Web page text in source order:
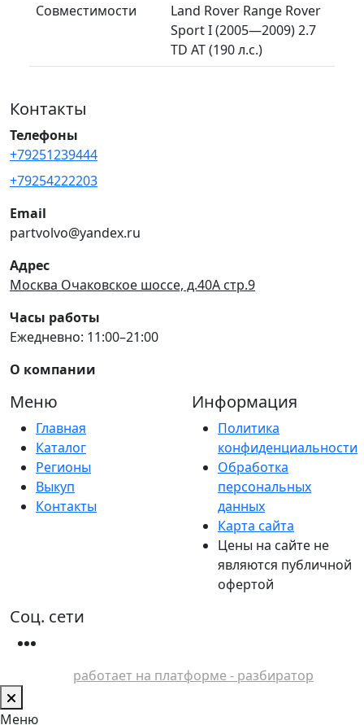
Совместимости
Land Rover Range Rover
Sport I (2005—2009) 2.7
TD AT (190 л.с.)
Контакты
Телефоны
+79251239444
+79254222203
Email
partvolvo@yandex.ru
Адрес
Москва Очаковское шоссе, д.40А стр.9
Часы работы
Ежедневно: 11:00–21:00
О компании
Меню
Главная
Каталог
Регионы
Выкуп
Контакты
Информация
Политика
конфиденциальности
Обработка
персональных
данных
Карта сайта
Цены на сайте не
являются публичной
офертой
Соц. сети
работает на платформе - разбиратор
Меню